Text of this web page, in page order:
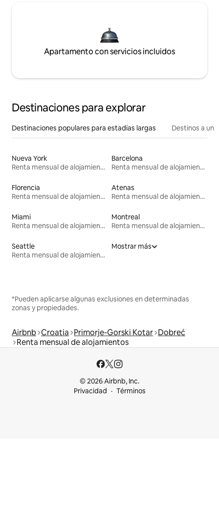
Apartamento con servicios incluidos
Destinaciones para explorar
Destinaciones populares para estadías largas Destinos a un
Nueva York
Renta mensual de alojamientos
Barcelona
Renta mensual de alojamientos
Florencia
Renta mensual de alojamientos
Atenas
Renta mensual de alojamientos
Miami
Renta mensual de alojamientos
Montreal
Renta mensual de alojamientos
Seattle
Renta mensual de alojamientos
Mostrar más
*Pueden aplicarse algunas exclusiones en determinadas
zonas y propiedades.
Airbnb Croatia Primorje-Gorski Kotar Dobreć
Renta mensual de alojamientos
© 2026 Airbnb, Inc.
Privacidad
Términos